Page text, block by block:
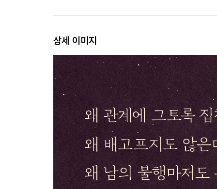
사랑을 향한 광기
결핍의 자리에 자리 잡은 질투
알 듯 말 듯한 모호함 속 매력
남자와 여자 그 닿을 수 없는 관계
그럼에도 사랑은 피어난다
5장 나에게 신경 쓰는 기술 / 여자의 심리코드 4. 자
끝나지 않는 애도, 끝낼 수 없는 애도
무의식을 들여다보는 연습
상세 이미지